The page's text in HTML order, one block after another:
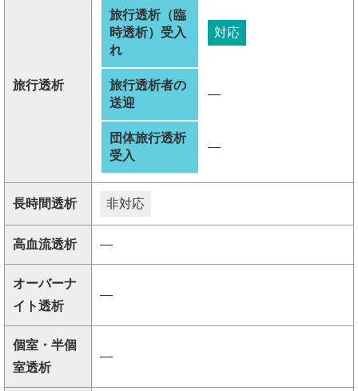
旅行透析
旅行透析（臨
時透析）受入
れ
対応
旅行透析者の
送迎
―
団体旅行透析
受入
―
長時間透析 非対応
高血流透析 ―
オーバーナ
イト透析
―
個室・半個
室透析
―